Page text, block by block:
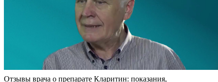
Отзывы врача о препарате Кларитин: показания,